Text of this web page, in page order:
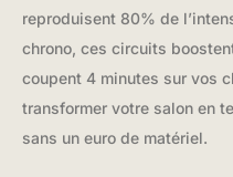
reproduisent 80% de
chrono, ces circuits
coupent 4 minutes sur vos
transformer votre salon en
sans un euro de matériel.